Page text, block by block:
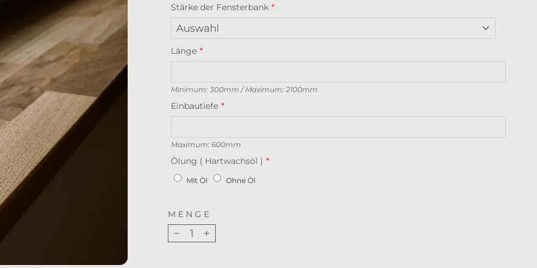
Stärke der Fensterbank
Länge
Minimum: 300mm / Maximum: 2100mm
Einbautiefe
Maximum: 600mm
Ölung ( Hartwachsöl )
Mit Öl Ohne Öl
MENGE
− +